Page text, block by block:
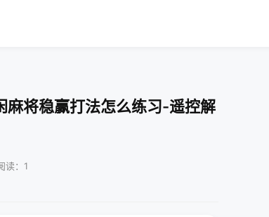
麻将稳赢打法怎么练习-遥控解
读：1